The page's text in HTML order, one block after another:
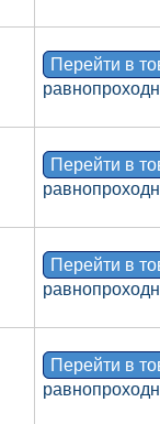
Перейти в
Перейти в
Перейти в
Перейти в